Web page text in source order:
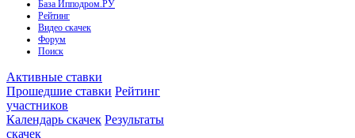
База Ипподром.РУ
Рейтинг
Видео скачек
Форум
Поиск
Активные ставки
Прошедшие ставки Рейтинг
участников
Календарь скачек Результаты
скачек